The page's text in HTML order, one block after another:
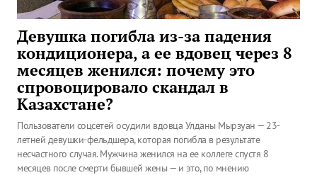
Девушка погибла из-за падения
кондиционера, а ее вдовец через 8
месяцев женился: почему это
спровоцировало скандал в
Казахстане?
Пользователи соцсетей осудили вдовца Улданы Мырзуан — 23-
летней девушки-фельдшера, которая погибла в результате
несчастного случая. Мужчина женился на ее коллеге спустя 8
месяцев после смерти бывшей жены — и это, по мнению